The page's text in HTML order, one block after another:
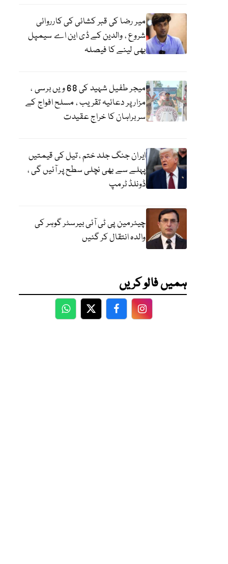
میر رضا کی قبر کشائی کی کارروائی
شروع ، والدین کے ڈی این اے سیمپل
بھی لینے کا فیصلہ
میجر طفیل شہید کی 68 ویں برسی ،
مزار پر دعائیہ تقریب ، مسلح افواج کے
سربراہان کا خراج عقیدت
ایران جنگ جلد ختم ، تیل کی قیمتیں
پہلے سے بھی نچلی سطح پر آئیں گی ،
ڈونلڈ ٹرمپ
چیئرمین پی ٹی آئی بیرسٹر گوہر کی
والدہ انتقال کر گئیں
ہمیں فالو کریں
WhatsApp
TwitterFacebookFacebook